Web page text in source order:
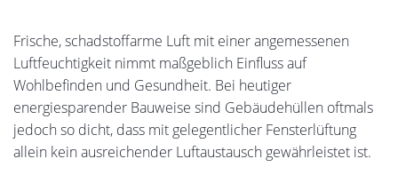
Frische, schadstoffarme Luft mit einer angemessenen
Luftfeuchtigkeit nimmt maßgeblich Einfluss auf
Wohlbefinden und Gesundheit. Bei heutiger
energiesparender Bauweise sind Gebäudehüllen oftmals
jedoch so dicht, dass mit gelegentlicher Fensterlüftung
allein kein ausreichender Luftaustausch gewährleistet ist.